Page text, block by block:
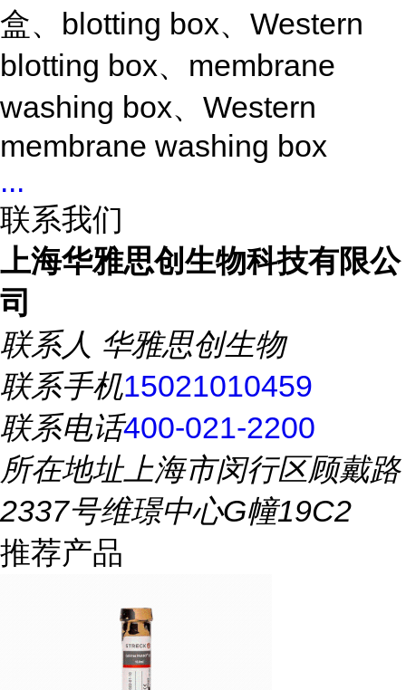
盒、blotting box、Western
blotting box、membrane
washing box、Western
membrane washing box
...
联系我们
上海华雅思创生物科技有限公
司
联系人 华雅思创生物
联系手机15021010459
联系电话400-021-2200
所在地址上海市闵行区顾戴路
2337号维璟中心G幢19C2
推荐产品